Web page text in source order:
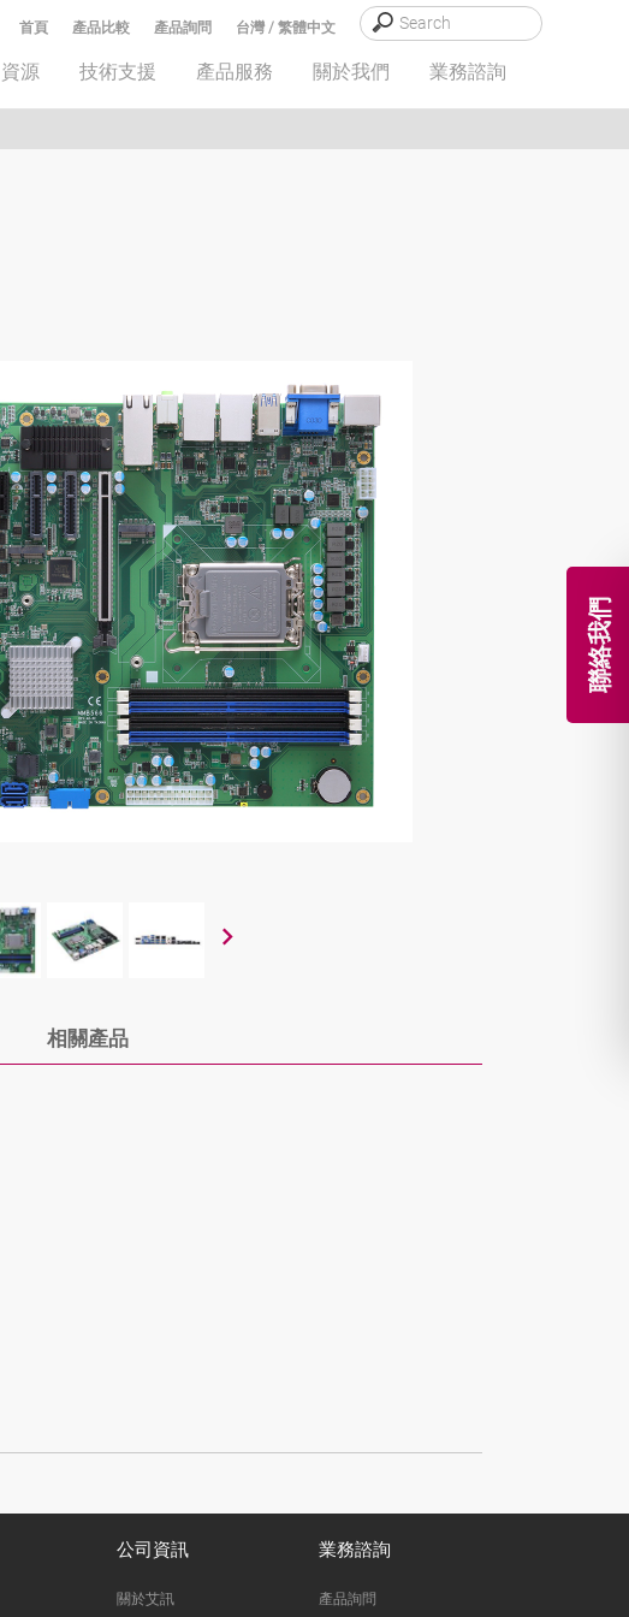
聯絡我們
台灣 / 繁體中文
產品詢問
產品比較
首頁
資源 技術支援 產品服務 關於我們 業務諮詢
相關產品
公司資訊
關於艾訊
業務諮詢
產品詢問